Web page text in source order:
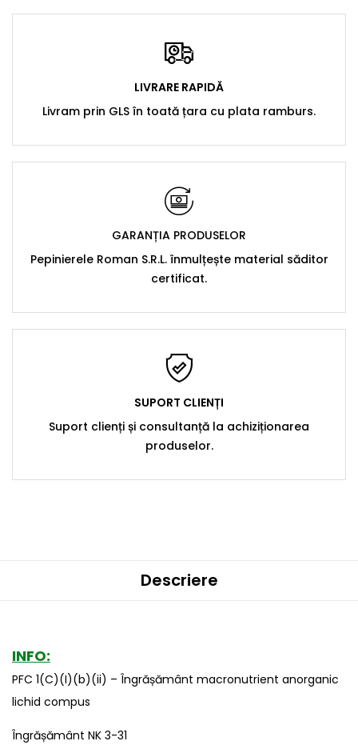
LIVRARE RAPIDĂ
Livram prin GLS în toată țara cu plata ramburs.
GARANȚIA PRODUSELOR
Pepinierele Roman S.R.L. înmulțește material săditor
certificat.
SUPORT CLIENȚI
Suport clienți și consultanță la achiziționarea
produselor.
Descriere
INFO:
PFC 1(C)(I)(b)(ii) – Îngrășământ macronutrient anorganic
lichid compus
Îngrășământ NK 3-31